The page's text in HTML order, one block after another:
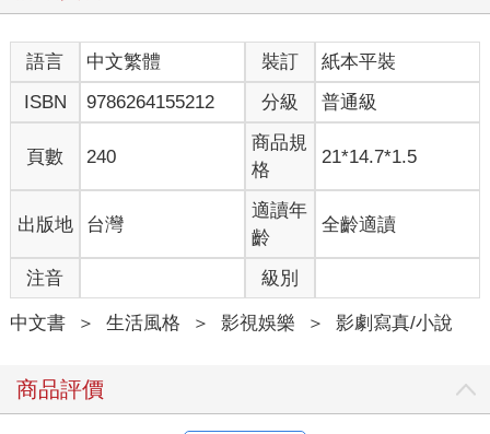
演！」
「咦？真的嗎？你看過我現場表演？」王湛驚呼。「我以為『鋼
鐵人』都忙著拯救世界。」
「鋼鐵人」立刻回了一長串笑臉貼圖，並留言：「聽說十號公園
好像已經整修完畢。」
「對啊。」王湛喜孜孜地說。「十號公園是我最喜歡的表演場
所！」
「鋼鐵人」又回覆：「我第一次看你現場表演，就是在十號公園
「真的嗎？」王湛開心一笑。「我明天下午兩點會在十號公園表
演，你記得要來捧場喔！」
「鋼鐵人」馬上回了一大串愛心貼圖。
王湛拿起電吉他，繼續為粉絲們獻唱。
這時窗外突然傳來一聲響亮的雷鳴，讓王湛嚇了一跳。不知是否
出了問題，直播畫面卡住。
「大家聽得到我說話嗎？」王湛慌張地盯著手機螢幕。
語言 中文繁體 裝訂
紙本平裝
ISBN
9786264155212 分級 普通級
頁數 240
商品規
格
21*14.7*1.5
出版地 台灣
適讀年
齡
全齡適讀
注音 級別
中文書 ＞ 生活風格 ＞ 影視娛樂 ＞ 影劇寫真/小說
商品評價